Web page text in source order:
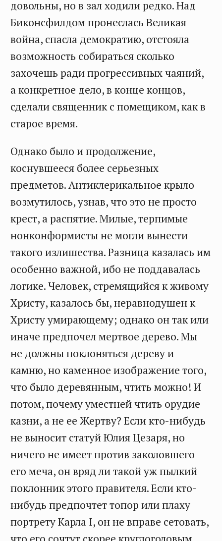
довольны, но в зал ходили редко. Над
Биконсфилдом пронеслась Великая
война, спасла демократию, отстояла
возможность собираться сколько
захочешь ради прогрессивных чаяний,
а конкретное дело, в конце концов,
сделали священник с помещиком, как в
старое время.
Однако было и продолжение,
коснувшееся более серьезных
предметов. Антиклерикальное крыло
возмутилось, узнав, что это не просто
крест, а распятие. Милые, терпимые
нонконформисты не могли вынести
такого излишества. Разница казалась им
особенно важной, ибо не поддавалась
логике. Человек, стремящийся к живому
Христу, казалось бы, неравнодушен к
Христу умирающему; однако он так или
иначе предпочел мертвое дерево. Мы
не должны поклоняться дереву и
камню, но каменное изображение того,
что было деревянным, чтить можно! И
потом, почему уместней чтить орудие
казни, а не ее Жертву? Если кто-нибудь
не выносит статуй Юлия Цезаря, но
ничего не имеет против заколовшего
его меча, он вряд ли такой уж пылкий
поклонник этого правителя. Если кто-
нибудь предпочтет топор или плаху
портрету Карла I, он не вправе сетовать,